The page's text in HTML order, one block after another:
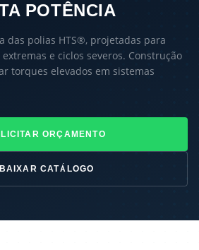
POTÊNCIA
das polias HTS®, projetadas para
e ciclos severos. Construção
torques elevados em sistemas
ORÇAMENTO
BAIXAR CATÁLOGO